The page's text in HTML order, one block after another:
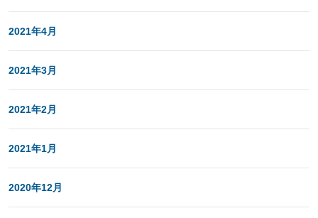
2021年4月
2021年3月
2021年2月
2021年1月
2020年12月